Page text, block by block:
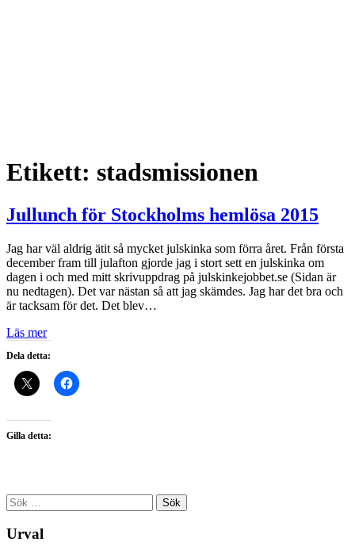
Etikett: stadsmissionen
Jullunch för Stockholms hemlösa 2015
Jag har väl aldrig ätit så mycket julskinka som förra året. Från första
december fram till julafton gjorde jag i stort sett en julskinka om
dagen i och med mitt skrivuppdrag på julskinkejobbet.se (Sidan är
nu nedtagen). Det var nästan så att jag skämdes. Jag har det bra och
är tacksam för det. Det blev…
Läs mer
Dela detta:
Gilla detta:
Sök
efter:
Urval